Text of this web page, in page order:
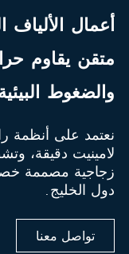
أعمال
متقن يقاوم
والضغوط
نعتمد على أنظمة
لامينيت دقيقة،
زجاجية مصممة
دول الخليج.
تواصل معنا